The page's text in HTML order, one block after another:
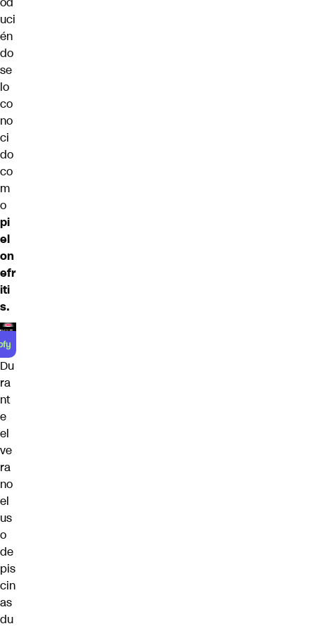
uci
én
do
se
lo
co
no
ci
do
co
m
o
pi
el
on
efr
iti
s.
Du
ra
nt
e
el
ve
ra
no
el
us
o
de
pis
cin
as
du